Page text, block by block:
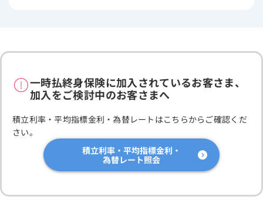
一時払終身保険に加入されているお客さま、
加入をご検討中のお客さまへ
積立利率・平均指標金利・為替レートはこちらからご確認くだ
さい。
積立利率・平均指標金利・
為替レート照会